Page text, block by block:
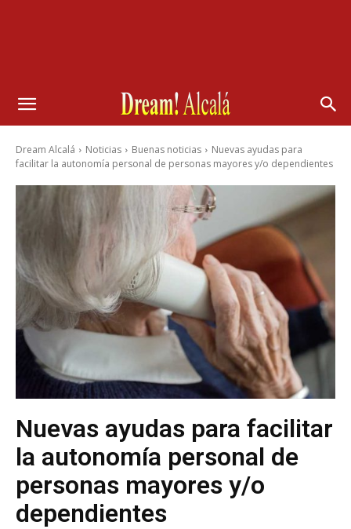
Dream Alcalá Noticias Buenas noticias
Nuevas ayudas para
facilitar la autonomía personal de personas mayores y/o dependientes
Nuevas ayudas para facilitar
la autonomía personal de
personas mayores y/o
dependientes